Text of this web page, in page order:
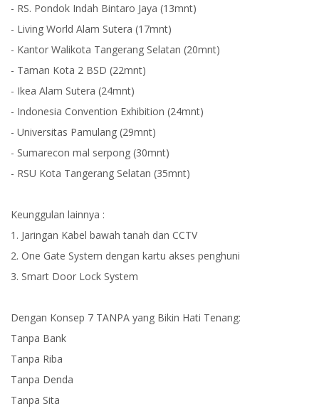
- RS. Pondok Indah Bintaro Jaya (13mnt)
- Living World Alam Sutera (17mnt)
- Kantor Walikota Tangerang Selatan (20mnt)
- Taman Kota 2 BSD (22mnt)
- Ikea Alam Sutera (24mnt)
- Indonesia Convention Exhibition (24mnt)
- Universitas Pamulang (29mnt)
- Sumarecon mal serpong (30mnt)
- RSU Kota Tangerang Selatan (35mnt)
Keunggulan lainnya :
1. Jaringan Kabel bawah tanah dan CCTV
2. One Gate System dengan kartu akses penghuni
3. Smart Door Lock System
Dengan Konsep 7 TANPA yang Bikin Hati Tenang:
Tanpa Bank
Tanpa Riba
Tanpa Denda
Tanpa Sita